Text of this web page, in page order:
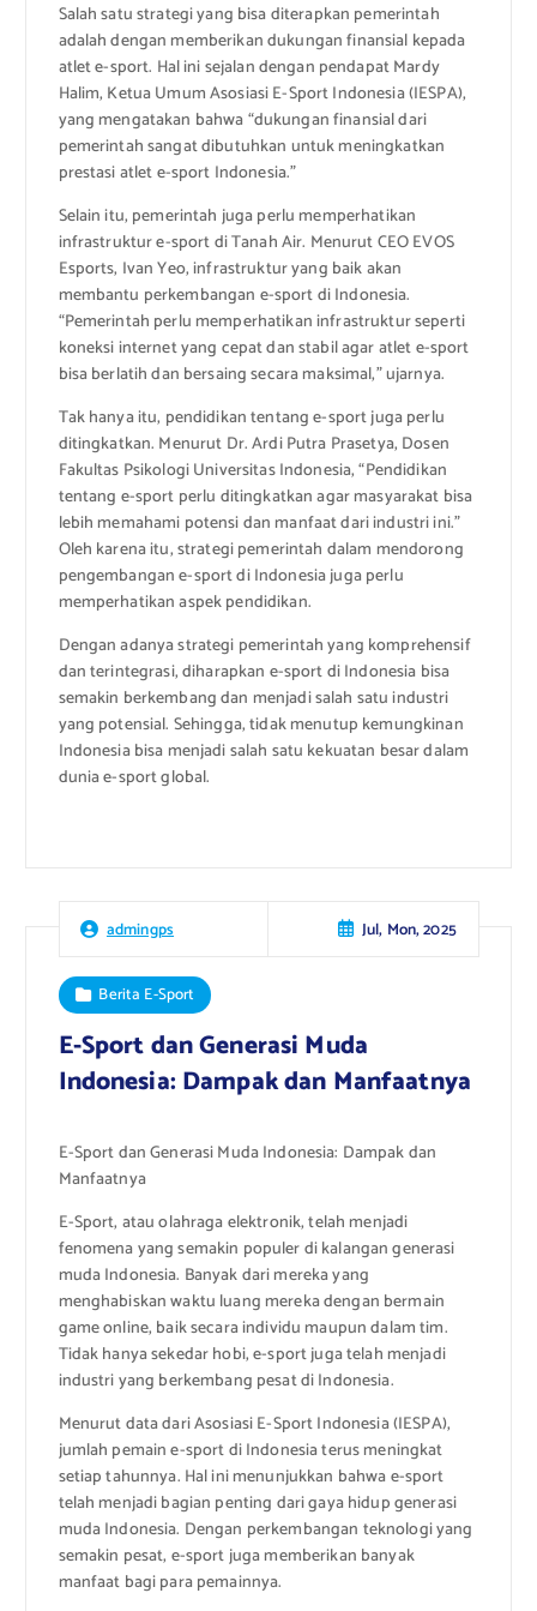
Salah satu strategi yang bisa diterapkan pemerintah
adalah dengan memberikan dukungan finansial kepada
atlet e-sport. Hal ini sejalan dengan pendapat Mardy
Halim, Ketua Umum Asosiasi E-Sport Indonesia (IESPA),
yang mengatakan bahwa “dukungan finansial dari
pemerintah sangat dibutuhkan untuk meningkatkan
prestasi atlet e-sport Indonesia.”
Selain itu, pemerintah juga perlu memperhatikan
infrastruktur e-sport di Tanah Air. Menurut CEO EVOS
Esports, Ivan Yeo, infrastruktur yang baik akan
membantu perkembangan e-sport di Indonesia.
“Pemerintah perlu memperhatikan infrastruktur seperti
koneksi internet yang cepat dan stabil agar atlet e-sport
bisa berlatih dan bersaing secara maksimal,” ujarnya.
Tak hanya itu, pendidikan tentang e-sport juga perlu
ditingkatkan. Menurut Dr. Ardi Putra Prasetya, Dosen
Fakultas Psikologi Universitas Indonesia, “Pendidikan
tentang e-sport perlu ditingkatkan agar masyarakat bisa
lebih memahami potensi dan manfaat dari industri ini.”
Oleh karena itu, strategi pemerintah dalam mendorong
pengembangan e-sport di Indonesia juga perlu
memperhatikan aspek pendidikan.
Dengan adanya strategi pemerintah yang komprehensif
dan terintegrasi, diharapkan e-sport di Indonesia bisa
semakin berkembang dan menjadi salah satu industri
yang potensial. Sehingga, tidak menutup kemungkinan
Indonesia bisa menjadi salah satu kekuatan besar dalam
dunia e-sport global.
admingps Jul, Mon, 2025
Berita E-Sport
E-Sport dan Generasi Muda
Indonesia: Dampak dan Manfaatnya
E-Sport dan Generasi Muda Indonesia: Dampak dan
Manfaatnya
E-Sport, atau olahraga elektronik, telah menjadi
fenomena yang semakin populer di kalangan generasi
muda Indonesia. Banyak dari mereka yang
menghabiskan waktu luang mereka dengan bermain
game online, baik secara individu maupun dalam tim.
Tidak hanya sekedar hobi, e-sport juga telah menjadi
industri yang berkembang pesat di Indonesia.
Menurut data dari Asosiasi E-Sport Indonesia (IESPA),
jumlah pemain e-sport di Indonesia terus meningkat
setiap tahunnya. Hal ini menunjukkan bahwa e-sport
telah menjadi bagian penting dari gaya hidup generasi
muda Indonesia. Dengan perkembangan teknologi yang
semakin pesat, e-sport juga memberikan banyak
manfaat bagi para pemainnya.